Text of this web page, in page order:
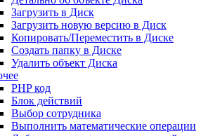
Загрузить в Диск
Загрузить новую версию в Диск
Копировать/Переместить в Диске
Создать папку в Диске
Удалить объект Диска
PHP код
Блок действий
Выбор сотрудника
Выполнить математические операции